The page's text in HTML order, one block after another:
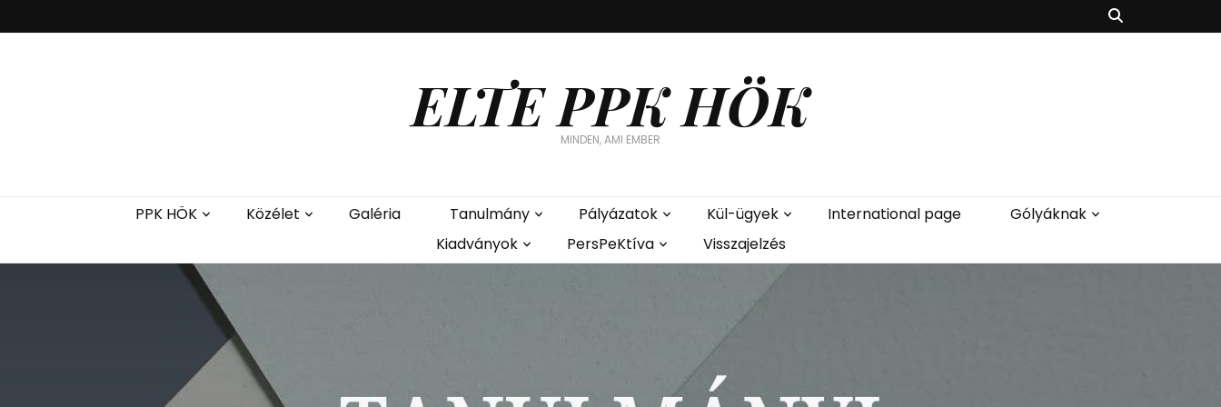
ELTE PPK HÖK
MINDEN, AMI EMBER
PPK HÖK Közélet Galéria Tanulmány Pályázatok Kül-ügyek International page
Gólyáknak
Kiadványok
PersPeKtíva Visszajelzés